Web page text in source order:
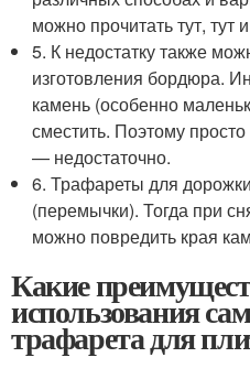
можно прочитать тут, тут и
5. К недостатку также
изготовления бордюра.
камень (особенно
сместить. Поэтому
— недостаточно.
6. Трафареты для
(перемычки). Тогда при
можно повредить края
Какие
использования
трафарета для